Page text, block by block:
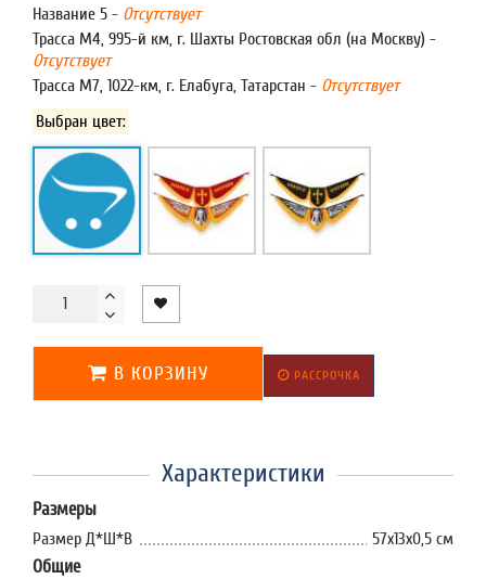
Название 5 - Отсутствует
Трасса М4, 995-й км, г. Шахты Ростовская обл (на Москву) -
Отсутствует
Трасса М7, 1022-км, г. Елабуга, Татарстан - Отсутствует
Выбран цвет:
В КОРЗИНУ РАССРОЧКА
Характеристики
Размеры
Размер Д*Ш*В 57х13х0,5 см
Общие